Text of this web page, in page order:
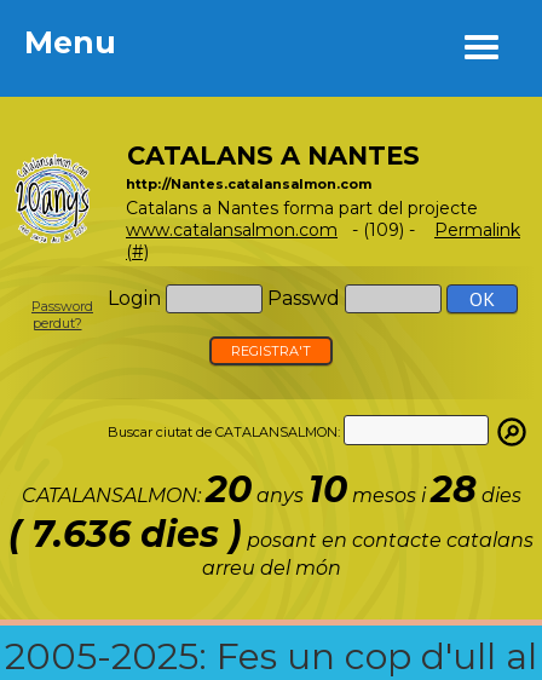
Menu
CATALANS A NANTES
http://Nantes.catalansalmon.com
Catalans a Nantes forma part del projecte
www.catalansalmon.com - (109) -
Permalink
(#)
Login Passwd
Password
perdut?
REGISTRA'T
Buscar ciutat de CATALANSALMON:
CATALANSALMON:20anys 10mesos i28 dies
( 7.636 dies ) posant en contacte catalans
arreu del món
2005-2025: Fes un cop d'ull al
Menu